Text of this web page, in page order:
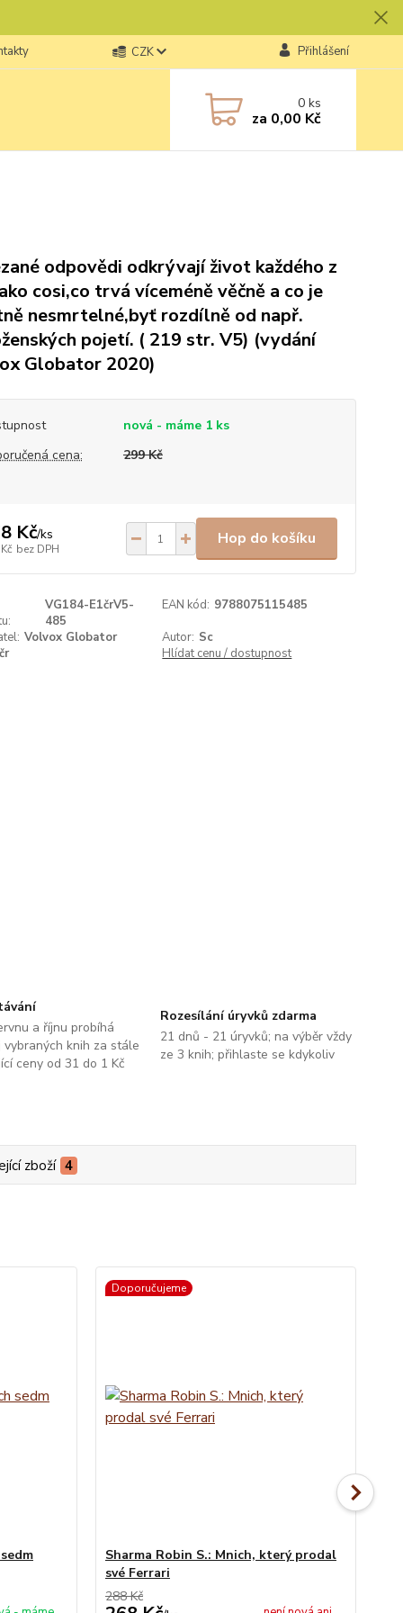
CZK Přihlášení
0ks
za 0,00 Kč
odpovědi odkrývají život každého z
cosi,co trvá víceméně věčně a co je
nesmrtelné,byť rozdílně od např.
pojetí. ( 219 str. V5) (vydání
Globator 2020)
nová - máme 1 ks
cena:
299 Kč
Kč/ks
bez DPH
Hop do košíku
VG184-E1črV5-
485
EAN kód: 9788075115485
Volvox Globator Autor: Sc
čr Hlídat cenu / dostupnost
a říjnu probíhá
vybraných knih za stále
ceny od 31 do 1 Kč
Rozesílání úryvků zdarma
21 dnů - 21 úryvků; na výběr vždy
ze 3 knih; přihlaste se kdykoliv
zboží 4
Doporučujeme
Sharma Robin S.: Mnich, který prodal
své Ferrari
288 Kč